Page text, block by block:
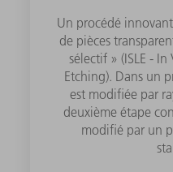
Un procédé
de pièces
sélectif » (ISLE -
Etching). Dans un
est modifiée par
deuxième étape
modifié par un